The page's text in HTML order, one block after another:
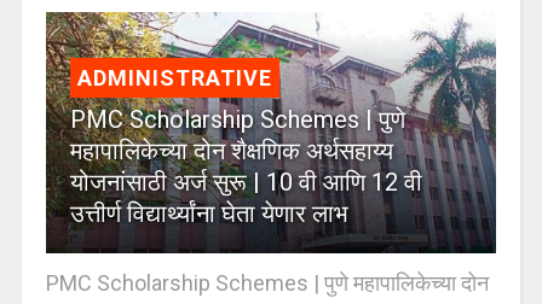
ADMINISTRATIVE
PMC Scholarship Schemes | पुणे
महापालिकेच्या दोन शैक्षणिक अर्थसहाय्य
योजनांसाठी अर्ज सुरू | 10 वी आणि 12 वी
उत्तीर्ण विद्यार्थ्यांना घेता येणार लाभ
PMC Scholarship Schemes | पुणे महापालिकेच्या दोन